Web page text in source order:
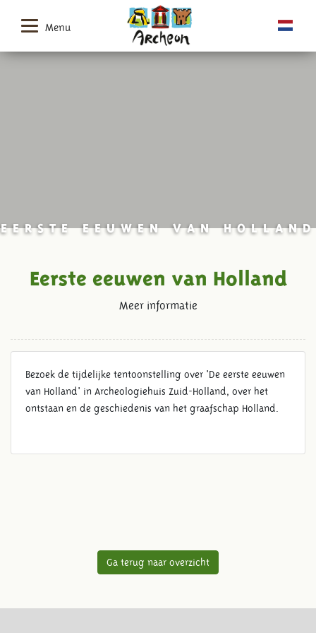
Menu
EERSTE EEUWEN VAN HOLLAND
Eerste eeuwen van Holland
Meer informatie
Bezoek de tijdelijke tentoonstelling over 'De eerste eeuwen
van Holland' in Archeologiehuis Zuid-Holland, over het
ontstaan en de geschiedenis van het graafschap Holland.
Ga terug naar overzicht